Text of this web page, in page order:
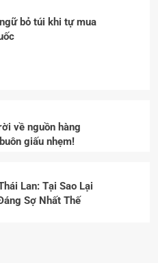
bỏ túi khi tự mua
về nguồn hàng
giấu nhẹm!
Lan: Tại Sao Lại
Sợ Nhất Thế